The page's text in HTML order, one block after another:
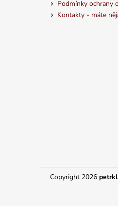
Podmínky ochrany
Kontakty - máte
Copyright 2026